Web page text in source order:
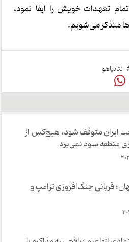
تعهدات خویش را ایفا نمود،
متذکر می‌شویم.
نتانیاهو
ایران متوقف شود، هیچ‌کس از
منطقه سود نمی‌برد
قربانی جنگ‌افروزی ترامپ و